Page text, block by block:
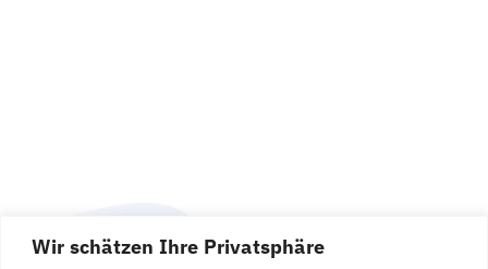
Wir schätzen Ihre Privatsphäre